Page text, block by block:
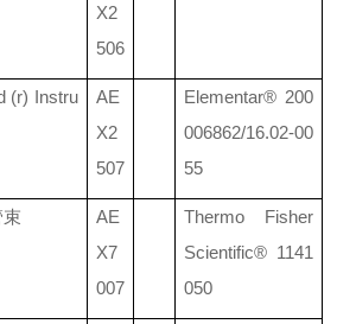
X2
506
(r) Instru
AE
X2
507
Elementar® 200
006862/16.02-00
55
AE
X7
007
Thermo Fisher
Scientific® 1141
050